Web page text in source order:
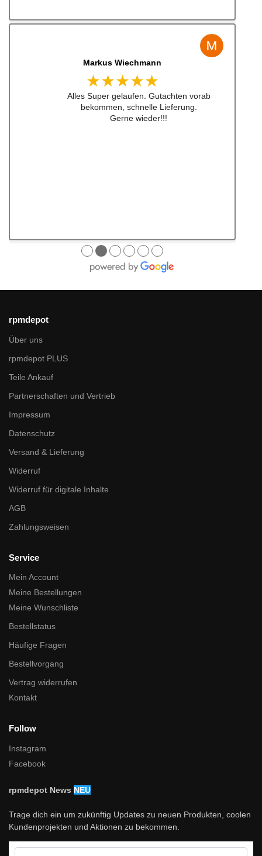
Jens Albert
★★★★★
Super Service, schnelle Bearbeiten und
Lieferung ! Immer wieder gerne !!!
●●●●●●
rpmdepot
Über uns
rpmdepot PLUS
Teile Ankauf
Partnerschaften und Vertrieb
Impressum
Datenschutz
Versand & Lieferung
Widerruf
Widerruf für digitale Inhalte
AGB
Zahlungsweisen
Service
Mein Account
Meine Bestellungen
Meine Wunschliste
Bestellstatus
Häufige Fragen
Bestellvorgang
Vertrag widerrufen
Kontakt
Follow
Instagram
Facebook
rpmdepot News NEU
Trage dich ein um zukünftig Updates zu neuen Produkten, coolen
Kundenprojekten und Aktionen zu bekommen.